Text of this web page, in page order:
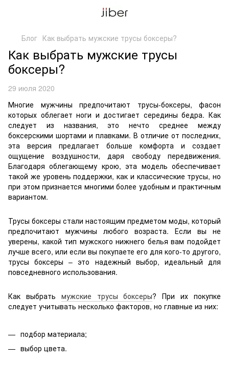
Блог Как выбрать мужские трусы боксеры?
Как выбрать мужские трусы
боксеры?
29 июля 2020
Многие мужчины предпочитают трусы-боксеры, фасон
которых облегает ноги и достигает середины бедра. Как
следует из названия, это нечто среднее между
боксерскими шортами и плавками. В отличие от последних,
эта версия предлагает больше комфорта и создает
ощущение воздушности, даря свободу передвижения.
Благодаря облегающему крою, эта модель обеспечивает
такой же уровень поддержки, как и классические трусы, но
при этом признается многими более удобным и практичным
вариантом.
Трусы боксеры стали настоящим предметом моды, который
предпочитают мужчины любого возраста. Если вы не
уверены, какой тип мужского нижнего белья вам подойдет
лучше всего, или если вы покупаете его для кого-то другого,
трусы боксеры – это надежный выбор, идеальный для
повседневного использования.
Как выбрать мужские трусы боксеры? При их покупке
следует учитывать несколько факторов, но главные из них:
подбор материала;
выбор цвета.